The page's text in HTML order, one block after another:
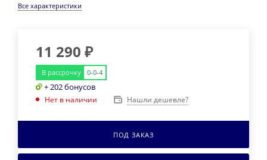
Все характеристики
11 290 ₽
В рассрочку 0-0-4
+ 202 бонусов
Нет в наличии Нашли дешевле?
ПОД ЗАКАЗ